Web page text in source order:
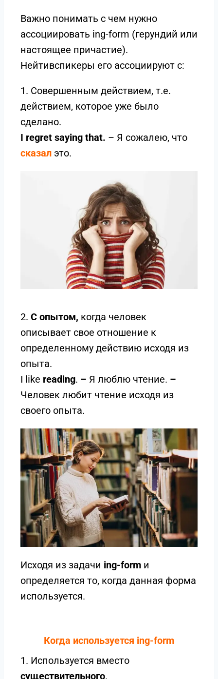
Важно понимать с чем нужно
ассоциировать ing-form (герундий или
настоящее причастие).
Нейтивспикеры его ассоциируют с:
1. Совершенным действием, т.е.
действием, которое уже было
сделано.
I regret saying that. – Я сожалею, что
сказал это.
2. С опытом, когда человек
описывает свое отношение к
определенному действию исходя из
опыта.
I like reading. – Я люблю чтение. –
Человек любит чтение исходя из
своего опыта.
Исходя из задачи ing-form и
определяется то, когда данная форма
используется.
Когда используется ing-form
1. Используется вместо
существительного.